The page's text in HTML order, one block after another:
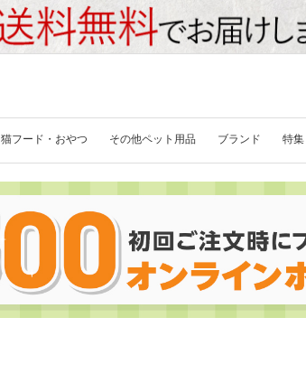
猫フード・おやつ その他ペット用品 ブランド 特集